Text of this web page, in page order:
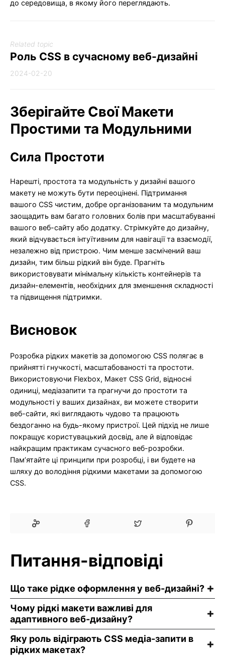
до середовища, в якому його переглядають.
Related topic
Роль CSS в сучасному веб-дизайні
2024-02-20
Зберігайте Свої Макети
Простими та Модульними
Сила Простоти
Нарешті, простота та модульність у дизайні вашого
макету не можуть бути переоцінені. Підтримання
вашого CSS чистим, добре організованим та модульним
заощадить вам багато головних болів при масштабуванні
вашого веб-сайту або додатку. Стрімкуйте до дизайну,
який відчувається інтуїтивним для навігації та взаємодії,
незалежно від пристрою. Чим менше засмічений ваш
дизайн, тим більш рідкий він буде. Прагніть
використовувати мінімальну кількість контейнерів та
дизайн-елементів, необхідних для зменшення складності
та підвищення підтримки.
Висновок
Розробка рідких макетів за допомогою CSS полягає в
прийнятті гнучкості, масштабованості та простоти.
Використовуючи Flexbox, Макет CSS Grid, відносні
одиниці, медіазапити та прагнучи до простоти та
модульності у ваших дизайнах, ви можете створити
веб-сайти, які виглядають чудово та працюють
бездоганно на будь-якому пристрої. Цей підхід не лише
покращує користувацький досвід, але й відповідає
найкращим практикам сучасного веб-розробки.
Пам’ятайте ці принципи при розробці, і ви будете на
шляху до володіння рідкими макетами за допомогою
CSS.
Питання-відповіді
Що таке рідке оформлення у веб-дизайні?
Чому рідкі макети важливі для
адаптивного веб-дизайну?
Яку роль відіграють CSS медіа-запити в
рідких макетах?